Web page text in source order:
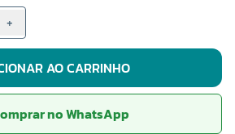
+
AO CARRINHO
no WhatsApp